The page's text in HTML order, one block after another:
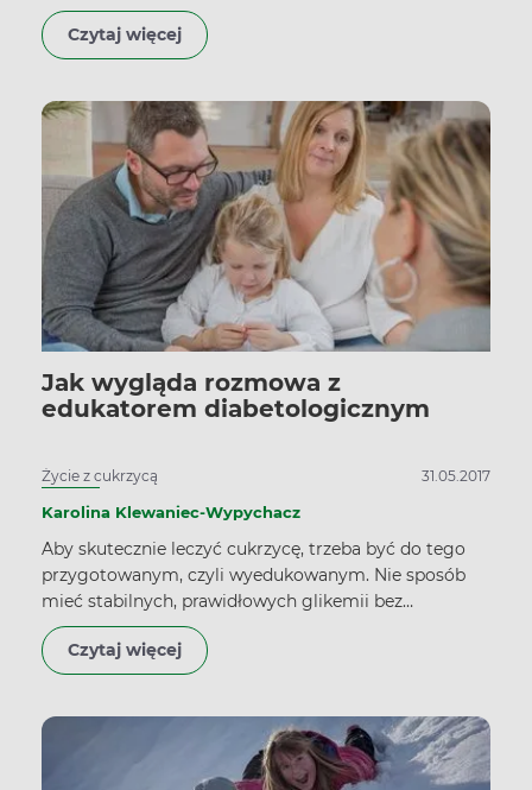
przygotowana do opieki nad nim. Cukrzyca nie może
być przeszkodą do rozpoczęcia edukacji.
Czytaj więcej
Jak wygląda rozmowa z
edukatorem diabetologicznym
Życie z cukrzycą 31.05.2017
Karolina Klewaniec-Wypychacz
Aby skutecznie leczyć cukrzycę, trzeba być do tego
przygotowanym, czyli wyedukowanym. Nie sposób
mieć stabilnych, prawidłowych glikemii bez
zrozumienia mechanizmów funkcjonowania
własnego organizmu oraz stosowanej terapii. Stad tak
dużego znaczenia nabiera edukacja diabetologiczna i
Czytaj więcej